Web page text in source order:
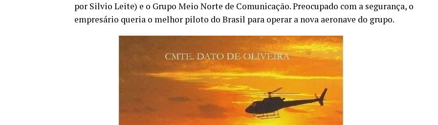
por Silvio Leite) e o Grupo Meio Norte de Comunicação. Preocupado com a segurança, o
empresário queria o melhor piloto do Brasil para operar a nova aeronave do grupo.